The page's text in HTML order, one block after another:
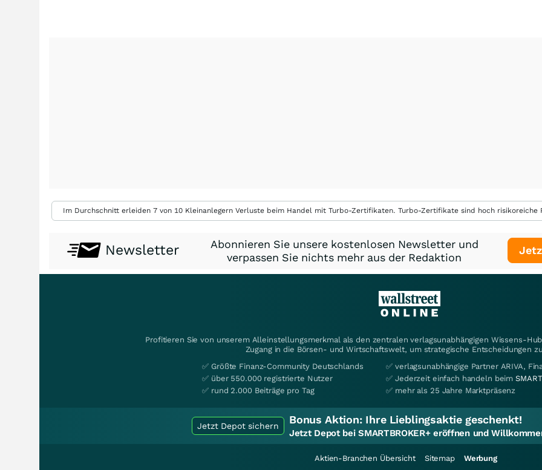
Im Durchschnitt erleiden 7 von 10 Kleinanlegern Verluste beim Handel mit Turbo-Zertifikaten. Turbo-Zertifikate sind hoch
Newsletter
Abonnieren Sie unsere kostenlosen Newsletter und
verpassen Sie nichts mehr aus der Redaktion
Profitieren Sie von unserem Alleinstellungsmerkmal als den zentralen verlagsunabhängigen Wissens-
Zugang in die Börsen- und Wirtschaftswelt, um strategische Entscheidungen
✅ Größte Finanz-Community Deutschlands
✅ über 550.000 registrierte Nutzer
✅ rund 2.000 Beiträge pro Tag
✅ verlagsunabhängige Partner ARIVA,
✅ Jederzeit einfach handeln beim
✅ mehr als 25 Jahre Marktpräsenz
Jetzt Depot sichern Bonus Aktion: Ihre Lieblingsaktie geschenkt!
Jetzt Depot bei SMARTBROKER+ eröffnen und
Aktien-Branchen Übersicht Sitemap Werbung